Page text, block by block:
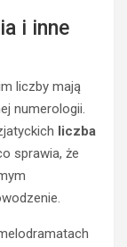
i inne
liczby mają
numerologii.
liczba
sprawia, że